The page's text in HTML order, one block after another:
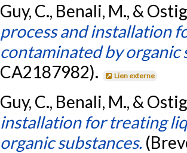
Guy, C., Benali, M., &
process and installation
contaminated by organic
CA2187982).
Lien externe
Guy, C., Benali, M., &
installation for treating
organic substances.